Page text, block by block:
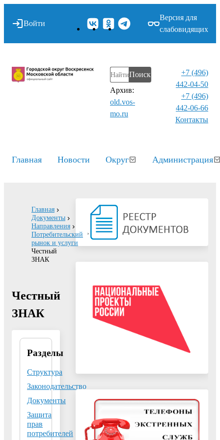
Войти
Версия для
слабовидящих
Поиск
Архив:
old.vos-
mo.ru
+7 (496)
442-04-50
+7 (496)
442-06-66
Контакты⁠
Главная Новости Округ Администрация
Главная
Документы
Направления
Потребительский
рынок и услуги
Честный
ЗНАК
Честный
ЗНАК
Разделы
Структура
Законодательство
Документы
Защита
прав
потребителей
г.о. Воскресенск
области
Адрес: 140200,
Московская